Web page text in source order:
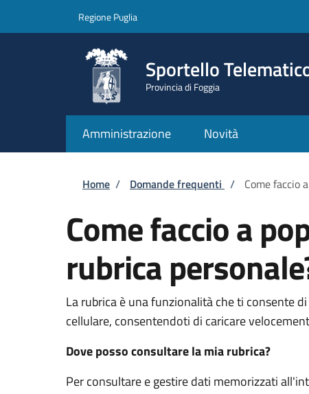
Regione Puglia
Sportello
Provincia di Foggia
Amministrazione Novità
Briciole di pane
Home / Domande frequenti / Come faccio
Come faccio a
rubrica
La rubrica è una funzionalità che ti consente
cellulare, consentendoti di caricare
Dove posso consultare la mia rubrica?
Per consultare e gestire dati memorizzati